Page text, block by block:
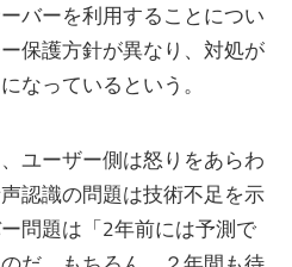
バーを利用することについ
保護方針が異なり、対処が
なっているという。
ユーザー側は怒りをあらわ
認識の問題は技術不足を示
問題は「2年前には予測で